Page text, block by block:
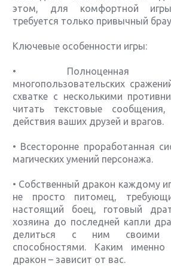
этом, для комфортной
требуется только привычный
Ключевые особенности игры:
• Полноценная
многопользовательских
схватке с несколькими
читать текстовые
действия ваших друзей и врагов.
• Всесторонне проработанная
магических умений персонажа.
• Собственный дракон каждому
не просто питомец,
настоящий боец, готовый
хозяина до последней капли
делиться с ним своими
способностями. Каким
дракон – зависит от вас.